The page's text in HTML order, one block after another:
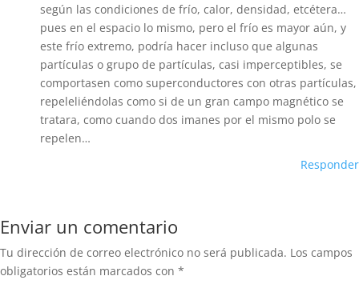
según las condiciones de frío, calor, densidad, etcétera…
pues en el espacio lo mismo, pero el frío es mayor aún, y
este frío extremo, podría hacer incluso que algunas
partículas o grupo de partículas, casi imperceptibles, se
comportasen como superconductores con otras partículas,
repeleliéndolas como si de un gran campo magnético se
tratara, como cuando dos imanes por el mismo polo se
repelen…
Responder
Enviar un comentario
Tu dirección de correo electrónico no será publicada. Los campos
obligatorios están marcados con *